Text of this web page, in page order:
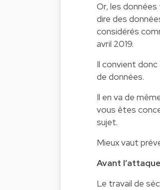
Or, les
dire des
considérés
avril 2019.
Il convient
de données.
Il en va de
vous êtes
sujet.
Mieux vaut
Avant l’attaque
Le travail de